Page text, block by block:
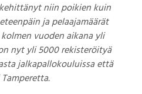
niin poikien kuin
ja pelaajamäärät
vuoden aikana yli
nyt yli 5000 rekisteröityä
jalkapallokouluissa että